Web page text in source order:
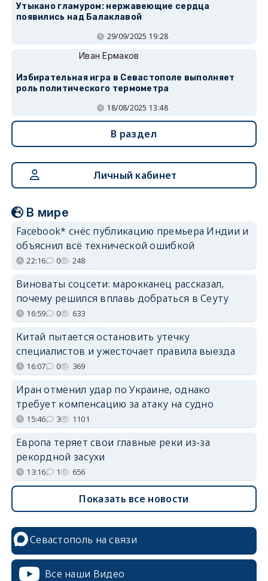
Утыкано гламуром: нержавеющие сердца
появились над Балаклавой
29/09/2025 19:28
Иван Ермаков
Избирательная игра в Севастополе выполняет
роль политического термометра
18/08/2025 13:48
В раздел
Личный кабинет
В мире
Facebook* снёс публикацию премьера Индии и
объяснил всё технической ошибкой
22:16 0 248
Виноваты соцсети: марокканец рассказал,
почему решился вплавь добраться в Сеуту
16:59 0 633
Китай пытается остановить утечку
специалистов и ужесточает правила выезда
16:07 0 369
Иран отменил удар по Украине, однако
требует компенсацию за атаку на судно
15:46 3 1101
Европа теряет свои главные реки из-за
рекордной засухи
13:16 1 656
Показать все новости
Севастополь на связи
Все наши Видео